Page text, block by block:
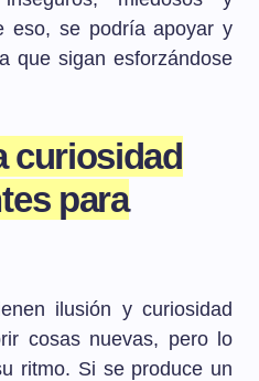
eso, se podría apoyar y
que sigan esforzándose
curiosidad
para
ilusión y curiosidad
cosas nuevas, pero lo
ritmo. Si se produce un